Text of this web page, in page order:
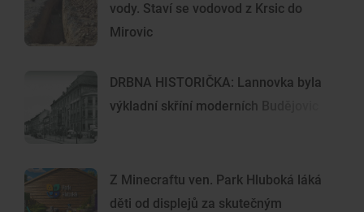
vody. Staví se vodovod z Krsic do
Mirovic
DRBNA HISTORIČKA: Lannovka byla
výkladní skříní moderních Budějovic
Z Minecraftu ven. Park Hluboká láká
děti od displejů za skutečným